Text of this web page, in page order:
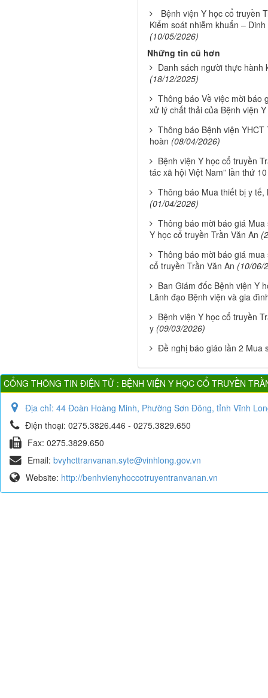
Bệnh viện Y học cổ truyền
Kiểm soát nhiễm khuẩn –
(10/05/2026)
Những tin cũ hơn
Danh sách người thực hành
(18/12/2025)
Thông báo Về việc mời báo
xử lý chất thải của Bệnh viện
Thông báo Bệnh viện
hoàn (08/04/2026)
Bệnh viện Y học cổ truyền
tác xã hội Việt Nam” lần thứ
Thông báo Mua thiết bị y
(01/04/2026)
Thông báo mời báo giá
Y học cổ truyền Trần Văn An
Thông báo mời báo giá
cổ truyền Trần Văn An (10/06/
Ban Giám đốc Bệnh viện Y
Lãnh đạo Bệnh viện và gia
Bệnh viện Y học cổ truyền
y (09/03/2026)
Đề nghị báo giáo lần 2 Mua
CỔNG THÔNG TIN ĐIỆN TỬ : BỆNH VIỆN Y HỌC CỔ TRUYỀN
Địa chỉ: 44 Đoàn Hoàng Minh, Phường Sơn Đông, tỉnh Vĩnh
Điện thoại: 0275.3826.446 - 0275.3829.650
Fax: 0275.3829.650
Email: bvyhcttranvanan.syte@vinhlong.gov.vn
Website: http://benhvienyhoccotruyentranvanan.vn